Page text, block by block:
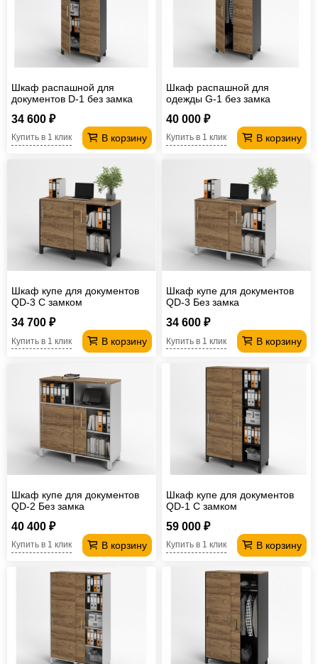
Шкаф распашной для
документов D-1 без замка
34 600 ₽
В корзину
Купить в 1 клик
Шкаф распашной для
одежды G-1 без замка
40 000 ₽
В корзину
Купить в 1 клик
Шкаф купе для документов
QD-3 С замком
34 700 ₽
В корзину
Купить в 1 клик
Шкаф купе для документов
QD-3 Без замка
34 600 ₽
В корзину
Купить в 1 клик
Шкаф купе для документов
QD-2 Без замка
40 400 ₽
В корзину
Купить в 1 клик
Шкаф купе для документов
QD-1 С замком
59 000 ₽
В корзину
Купить в 1 клик